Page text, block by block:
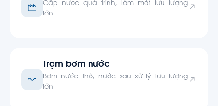
Cấp nước quá trình, làm mát lưu lượng
lớn.
Trạm bơm nước
Bơm nước thô, nước sau xử lý lưu lượng
lớn.